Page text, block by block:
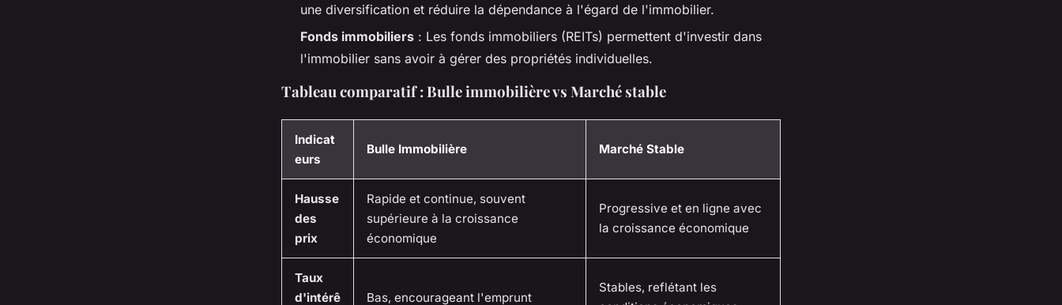
une diversification et réduire la dépendance à l'égard de l'immobilier.
Fonds immobiliers : Les fonds immobiliers (REITs) permettent d'investir dans
l'immobilier sans avoir à gérer des propriétés individuelles.
Tableau comparatif : Bulle immobilière vs Marché stable
Indicat
eurs
Bulle Immobilière Marché Stable
Hausse
des
prix
Rapide et continue, souvent
supérieure à la croissance
économique
Progressive et en ligne avec
la croissance économique
Taux
d'intérê
Bas, encourageant l'emprunt
Stables, reflétant les